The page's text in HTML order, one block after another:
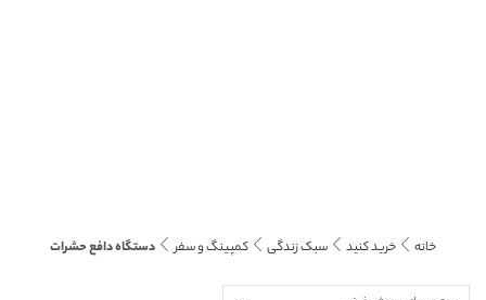
خانه خرید کنید سبک زندگی کمپینگ و سفر دستگاه دافع حشرات